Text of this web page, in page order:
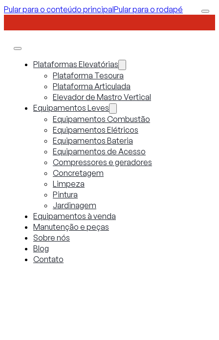
Pular para o conteúdo principalPular para o rodapé
Plataformas Elevatórias
Plataforma Tesoura
Plataforma Articulada
Elevador de Mastro Vertical
Equipamentos Leves
Equipamentos Combustão
Equipamentos Elétricos
Equipamentos Bateria
Equipamentos de Acesso
Compressores e geradores
Concretagem
Limpeza
Pintura
Jardinagem
Equipamentos à venda
Manutenção e peças
Sobre nós
Blog
Contato